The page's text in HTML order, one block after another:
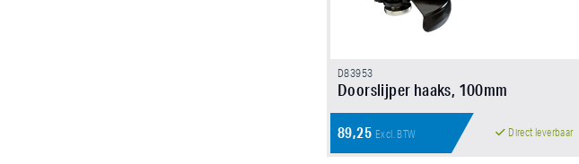
D83953
Doorslijper haaks, 100mm
89,25 Excl. BTW Direct leverbaar